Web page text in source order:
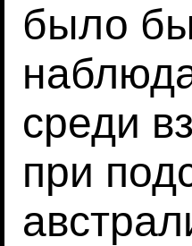
было
среди
при